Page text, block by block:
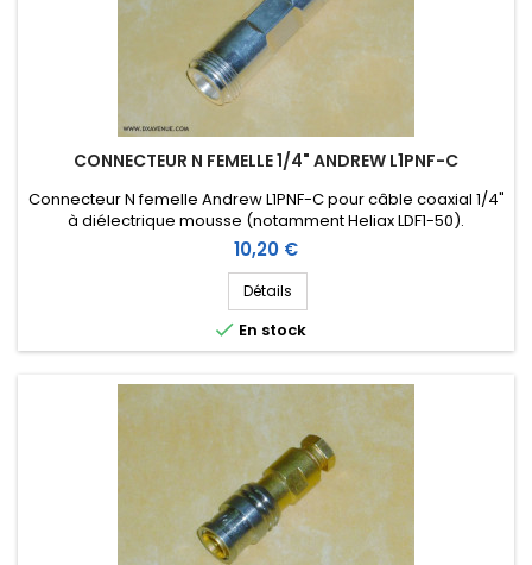
CONNECTEUR N FEMELLE 1/4" ANDREW L1PNF-C
Connecteur N femelle Andrew L1PNF-C pour câble coaxial 1/4"
à diélectrique mousse (notamment Heliax LDF1-50).
Prix
10,20 €
Détails
 En stock